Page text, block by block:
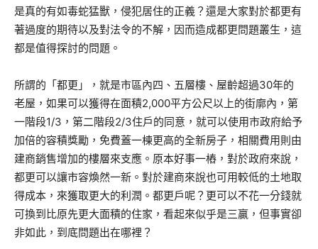
是真的有如毒蛇猛獸，侵犯居住的正義？還是大家對於都更有
著過度的期待以及對法令的不解，因而造成都更問題叢生，這
都是值得探討的問題。
所謂的「都更」，就是市區內四、五層樓、屋齡超過30年的
老屋，如果可以獲得在面積2,000平方公尺以上的街廓內，第
一階段1/3，第二階段2/3住戶的同意，就可以使用市政府給予
加倍的容積獎勵，免費蓋一棟更高的全新房子，相關費用則由
建商銷售增加的樓層來支應。原本好事一樁，對於政府來說，
都更可以讓市容煥然一新。對於建商來說也可用較低的土地取
得成本，來獲取更大的利潤。都更戶呢？更可以不花一分錢就
可換到比原先更大面積的住家，看起來似乎是三贏，但事實卻
非如此，到底問題出在哪裡？